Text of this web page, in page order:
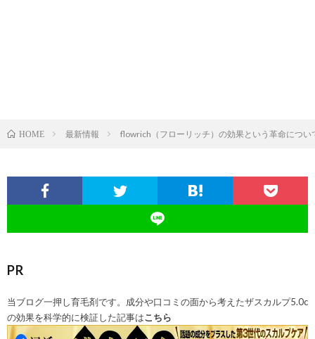
HOME 最新情報 flowrich（フローリッチ）の効果という革命につい
PR
当ブログ一押し育毛剤です。成分や口コミの面から考えたザスカルプ5.0c
の効果を科学的に検証した記事はこちら